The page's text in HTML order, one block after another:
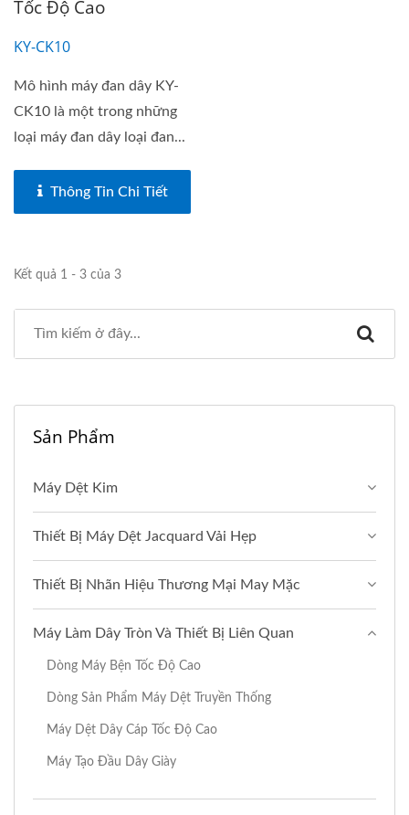
Tốc Độ Cao
KY-CK10
Mô hình máy đan dây KY-
CK10 là một trong những
loại máy đan dây loại đan...
Thông Tin Chi Tiết
Kết quả 1 - 3 của 3
Sản Phẩm
Máy Dệt Kim
Thiết Bị Máy Dệt Jacquard Vải Hẹp
Thiết Bị Nhãn Hiệu Thương Mại May Mặc
Máy Làm Dây Tròn Và Thiết Bị Liên Quan
Dòng Máy Bện Tốc Độ Cao
Dòng Sản Phẩm Máy Dệt Truyền Thống
Máy Dệt Dây Cáp Tốc Độ Cao
Máy Tạo Đầu Dây Giày